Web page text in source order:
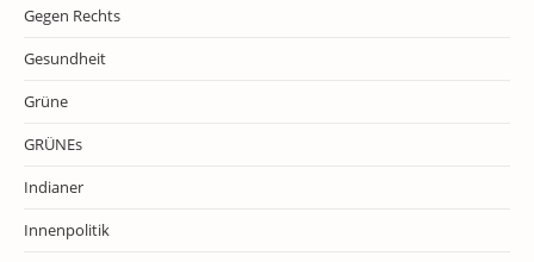
Gegen Rechts
Gesundheit
Grüne
GRÜNEs
Indianer
Innenpolitik